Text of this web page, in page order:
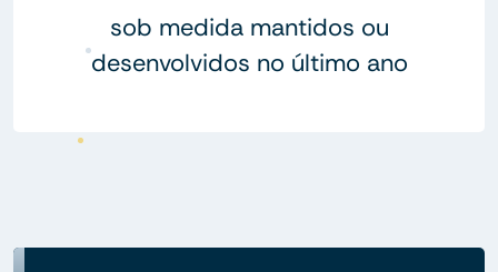
sob medida mantidos ou
desenvolvidos no último ano